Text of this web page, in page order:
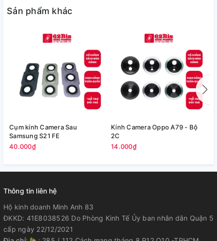
Sản phẩm khác
Cụm kính Camera Sau
Samsung S21 FE
40.000₫
Kính Camera Oppo A79 - Bộ
2C
14.000₫
Thông tin liên hệ
Hộ kinh doanh Minh Anh 83
ĐKKD: 41E8038526 Do Phòng Kinh Tế Ủy ban nhân dân Quận 5
cấp ngày 22/12/2021